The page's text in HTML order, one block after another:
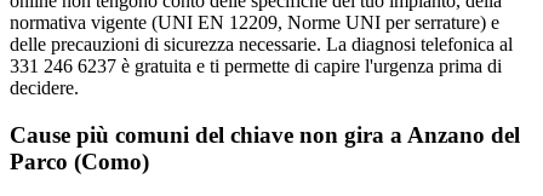
normativa vigente (UNI EN 12209, Norme UNI per serrature) e
delle precauzioni di sicurezza necessarie. La diagnosi telefonica al
331 246 6237 è gratuita e ti permette di capire l'urgenza prima di
decidere.
Cause più comuni del chiave non gira a Anzano del
Parco (Como)